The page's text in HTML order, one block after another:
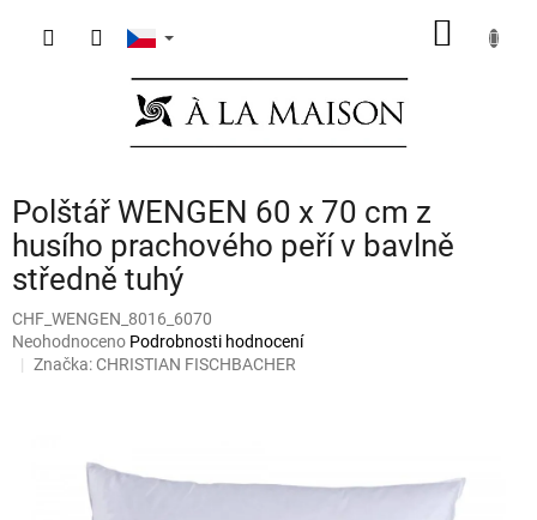
Polštář WENGEN 60 x 70 cm z
husího prachového peří v bavlně
středně tuhý
CHF_WENGEN_8016_6070
Průměrné
hodnocení
Neohodnoceno Podrobnosti hodnocení
Značka:CHRISTIAN FISCHBACHER